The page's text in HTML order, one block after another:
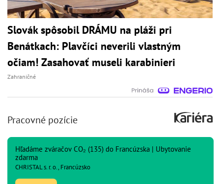
Slovák spôsobil DRÁMU na pláži pri
Benátkach: Plavčíci neverili vlastným
očiam! Zasahovať museli karabinieri
Zahraničné
Pracovné pozície
Hľadáme zváračov CO₂ (135) do Francúzska | Ubytovanie
zdarma
CHRISTAL s. r. o., Francúzsko